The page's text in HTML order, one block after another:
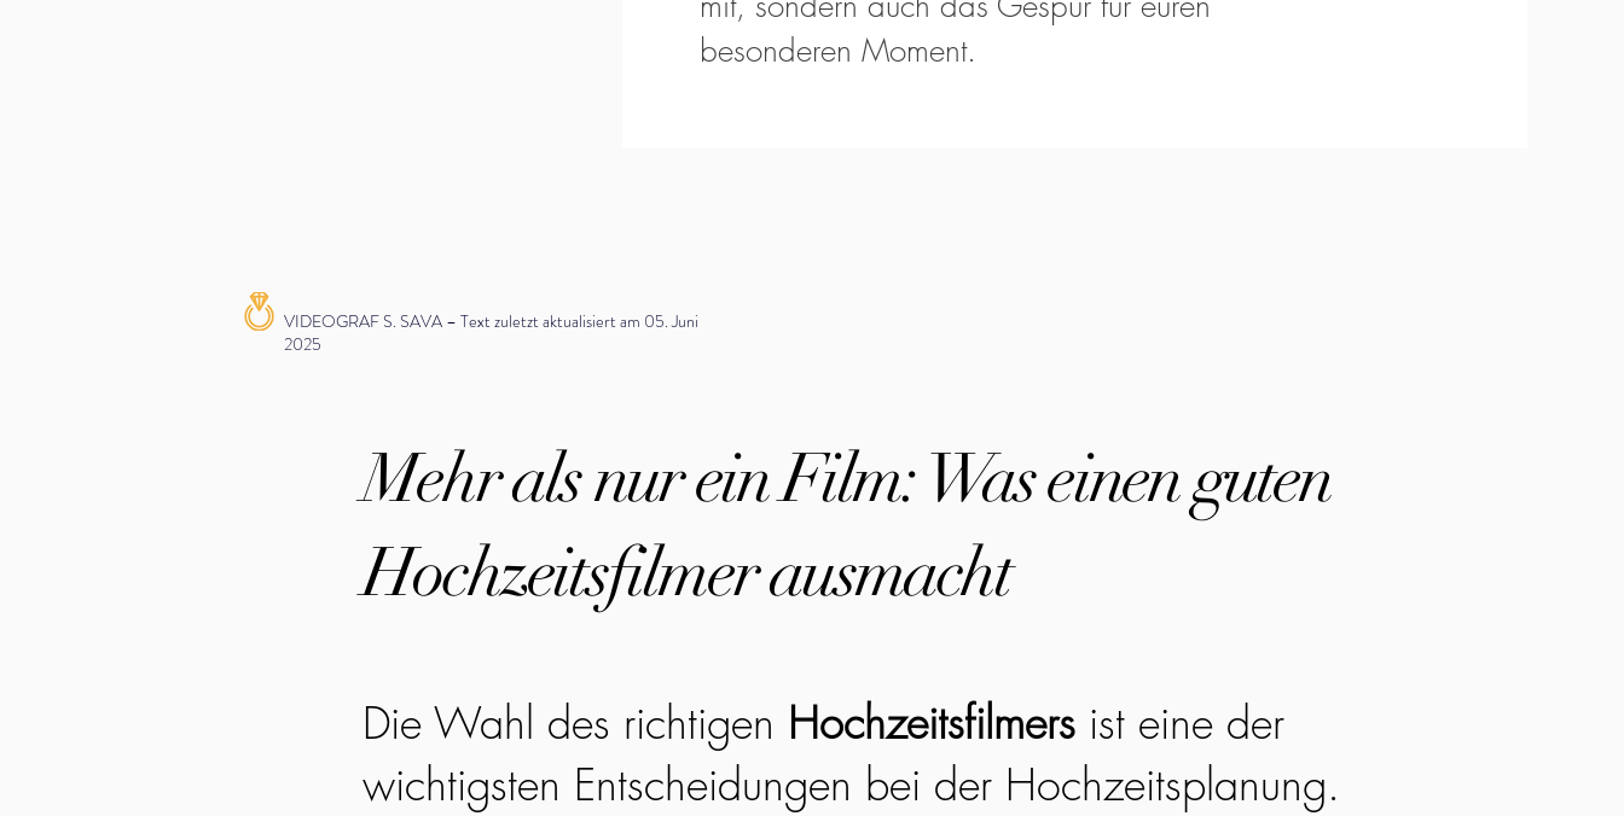
besonderen Moment.
VIDEOGRAF S. SAVA – Text zuletzt aktualisiert am 05. Juni
2025
Mehr als nur ein Film: Was einen guten
Hochzeitsfilmer ausmacht
Die Wahl des richtigen Hochzeitsfilmers ist eine der
wichtigsten Entscheidungen bei der Hochzeitsplanung.